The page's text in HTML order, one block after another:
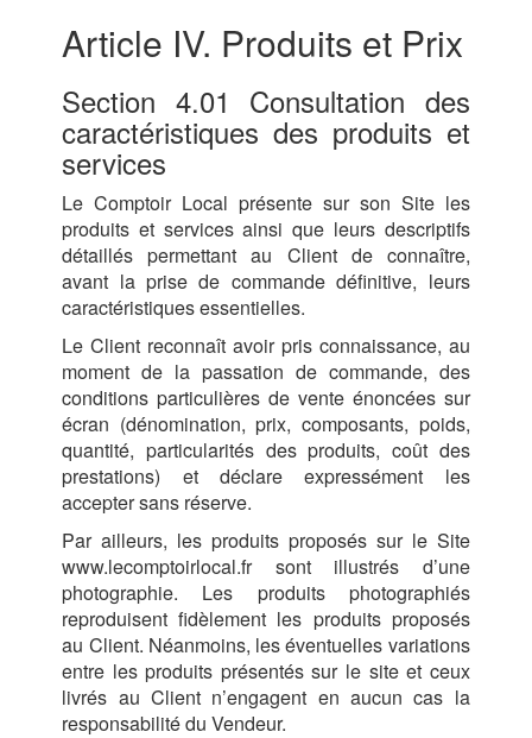
Article IV. Produits et Prix
Section 4.01 Consultation des
caractéristiques des produits et
services
Le Comptoir Local présente sur son Site les
produits et services ainsi que leurs descriptifs
détaillés permettant au Client de connaître,
avant la prise de commande définitive, leurs
caractéristiques essentielles.
Le Client reconnaît avoir pris connaissance, au
moment de la passation de commande, des
conditions particulières de vente énoncées sur
écran (dénomination, prix, composants, poids,
quantité, particularités des produits, coût des
prestations) et déclare expressément les
accepter sans réserve.
Par ailleurs, les produits proposés sur le Site
www.lecomptoirlocal.fr sont illustrés d’une
photographie. Les produits photographiés
reproduisent fidèlement les produits proposés
au Client. Néanmoins, les éventuelles variations
entre les produits présentés sur le site et ceux
livrés au Client n’engagent en aucun cas la
responsabilité du Vendeur.